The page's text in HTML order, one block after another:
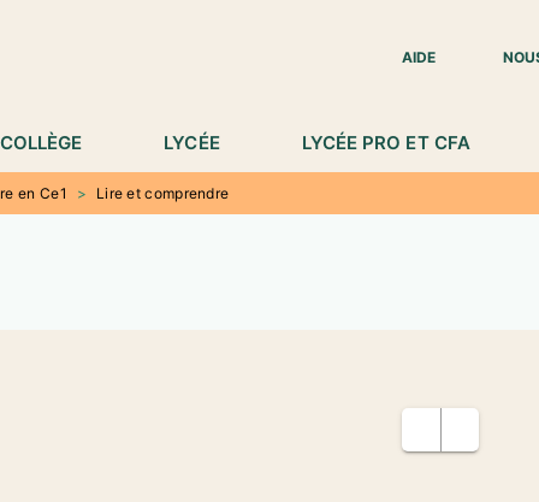
AIDE
COLLÈGE LYCÉE LYCÉE PRO ET CFA
en Ce1 > Lire et comprendre